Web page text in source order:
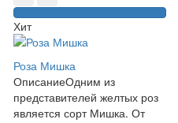
Хит
Роза Мишка
ОписаниеОдним из
представителей желтых роз
является сорт Мишка. От